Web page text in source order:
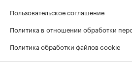
Пользовательское соглашение
Политика в отношении обработки
Политика обработки файлов cookie